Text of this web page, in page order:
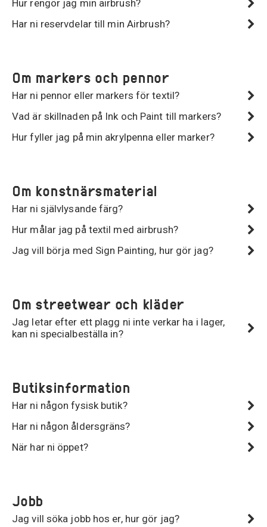
Hur rengör jag min airbrush?
Har ni reservdelar till min Airbrush?
Om markers och pennor
Har ni pennor eller markers för textil?
Vad är skillnaden på Ink och Paint till markers?
Hur fyller jag på min akrylpenna eller marker?
Om konstnärsmaterial
Har ni självlysande färg?
Hur målar jag på textil med airbrush?
Jag vill börja med Sign Painting, hur gör jag?
Om streetwear och kläder
Jag letar efter ett plagg ni inte verkar ha i lager,
kan ni specialbeställa in?
Butiksinformation
Har ni någon fysisk butik?
Har ni någon åldersgräns?
När har ni öppet?
Jobb
Jag vill söka jobb hos er, hur gör jag?